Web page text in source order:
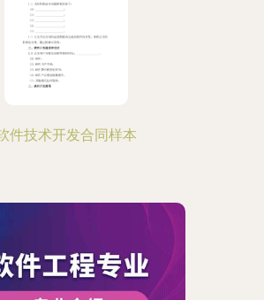
件技术开发合同样本